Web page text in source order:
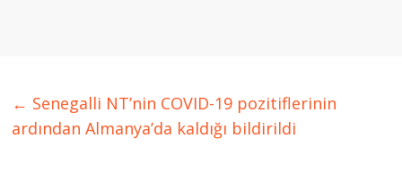
← Senegalli NT’nin COVID-19 pozitiflerinin
ardından Almanya’da kaldığı bildirildi